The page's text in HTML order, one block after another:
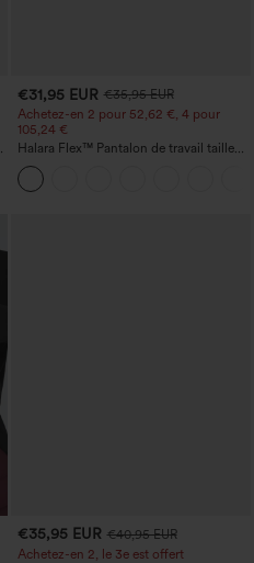
€31,95 EUR €35,95 EUR
Achetez-en 2 pour 52,62 €, 4 pour
105,24 €
Halara Flex™ Pantalon de travail taille
haute sculptant la silhouette, gainant la
taille, avec poches, jambe large en
micro-gaufre
€35,95 EUR €40,95 EUR
Achetez-en 2, le 3e est offert